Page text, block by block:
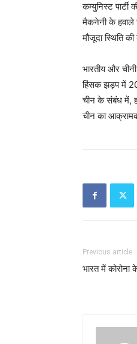
कम्युनिस्ट
मैकनेनी के हवाले
मौजूदा स्थिति
भारतीय और
हिंसक झड़प में 20
चीन के संबंध में,
चीन का
Previous article
भारत में